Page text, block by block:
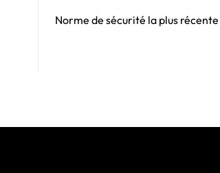
Norme de sécurité la plus récente